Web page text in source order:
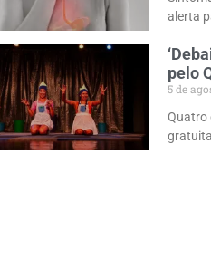
alerta
pelo
5 de
Quatro